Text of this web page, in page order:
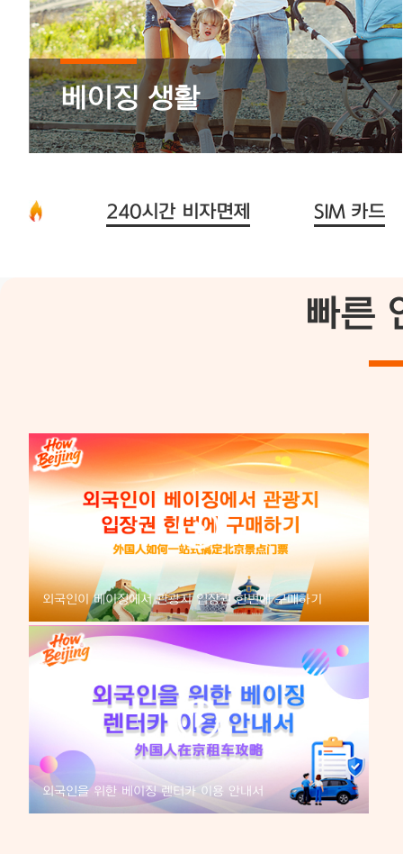
베이징 생활
240시간 비자면제 SIM 카드
빠른
외국인이 베이징에서 관광지 입장권 한번에 구매하기
외국인을 위한 베이징 렌터카 이용 안내서